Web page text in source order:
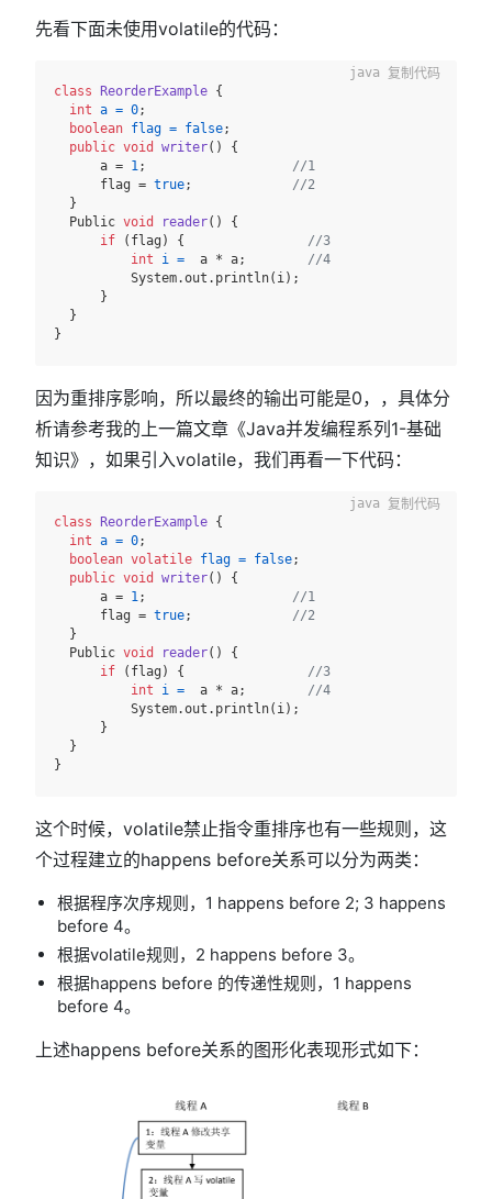
先看下面未使用volatile的代码：
class ReorderExample {
int a = 0;
boolean flag = false;
public void writer()
{
      a =
1 ; //1
      flag =
true; //2
  }
  Public
void reader()
{
if (flag) { //3
int
i =
  a * a;
//4
          System.out.println(i);
      }
  }
复制代码
因为重排序影响，所以最终的输出可能是0，，具体分
析请参考我的上一篇文章《Java并发编程系列1-基础
知识》，如果引入volatile，我们再看一下代码：
class ReorderExample {
int a = 0;
boolean volatile flag = false;
public void writer()
{
      a =
1 ; //1
      flag =
true; //2
  }
  Public
void reader()
{
if (flag) { //3
int
i =
  a * a;
//4
          System.out.println(i);
      }
  }
复制代码
这个时候，volatile禁止指令重排序也有一些规则，这
个过程建立的happens before关系可以分为两类：
根据程序次序规则，1 happens before 2; 3 happens
before 4。
根据volatile规则，2 happens before 3。
根据happens before 的传递性规则，1 happens
before 4。
上述happens before关系的图形化表现形式如下：